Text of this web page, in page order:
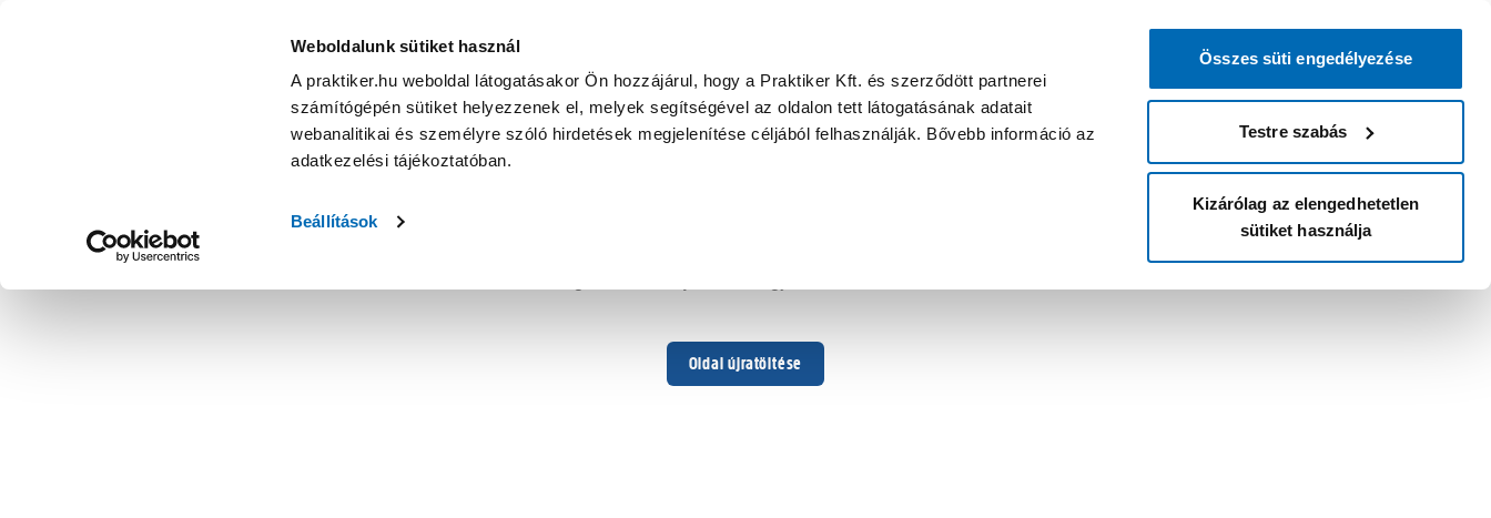
Weboldalunk sütiket használ
A praktiker.hu weboldal látogatásakor Ön hozzájárul, hogy a Praktiker Kft. és szerződött partnerei
számítógépén sütiket helyezzenek el, melyek segítségével az oldalon tett látogatásának adatait
webanalitikai és személyre szóló hirdetések megjelenítése céljából felhasználják. Bővebb információ az
adatkezelési tájékoztatóban.
Beállítások
Összes süti engedélyezése
Testre szabás
Kizárólag az elengedhetetlen
sütiket használja
Oldal újratöltése